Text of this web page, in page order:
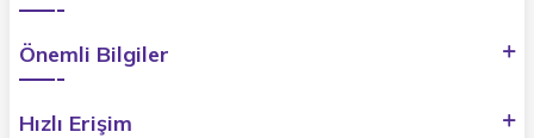
Önemli Bilgiler
Hızlı Erişim